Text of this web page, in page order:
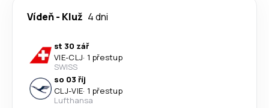
Vídeň- Kluž 4 dni
st 30 zář
VIE-CLJ· 1 přestup
SWISS
so 03 říj
CLJ-VIE· 1 přestup
Lufthansa